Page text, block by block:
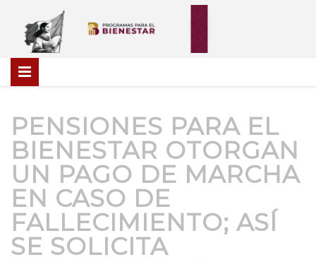
PENSIONES PARA EL
BIENESTAR OTORGAN
UN PAGO DE MARCHA
EN CASO DE
FALLECIMIENTO; ASÍ
SE SOLICITA